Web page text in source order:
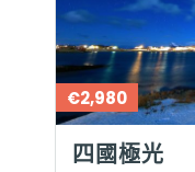
€2,980
四國極光